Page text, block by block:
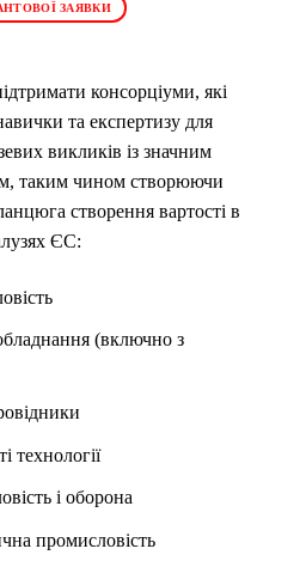
ЗАЯВКИ
консорціуми, які
та експертизу для
викликів із значним
таким чином створюючи
створення вартості в
ЄС:
(включно з
технології
і оборона
промисловість